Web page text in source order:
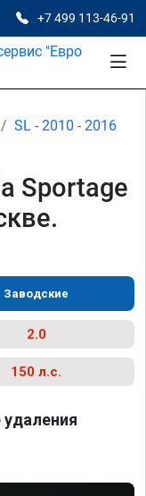
+7 499 113-46-91
SL - 2010 - 2016
Sportage
Заводские
2.0
150 л.с.